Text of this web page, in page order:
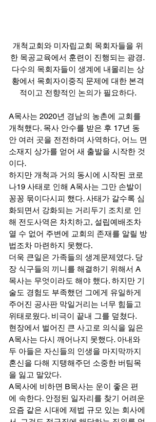
개척교회와 미자립교회 목회자들을 위
한 목공교육에서 훈련이 진행되는 광경.
다수의 목회자들이 생계에 내몰리는 상
황에서 목회자이중직 문제에 대한 본격
적이고 전향적인 논의가 필요하다.
A목사는 2020년 경남의 농촌에 교회를
개척했다. 목사 안수를 받은 후 17년 동
안 여러 곳을 전전하며 사역하다, 어느 면
소재지 상가를 얻어 새 출발을 시작한 것
이다.
하지만 개척과 거의 동시에 시작된 코로
나19 사태로 인해 A목사는 그만 손발이
꽁꽁 묶이다시피 했다. 사태가 갈수록 심
화되면서 강화되는 거리두기 조치로 인
해 전도사역은 차치하고, 설립예배조차
열 수 없어 주변에 교회의 존재를 알릴 방
법조차 마련하지 못했다.
더욱 큰일은 가족들의 생계문제였다. 당
장 식구들의 끼니를 해결하기 위해서 A
목사는 무엇이라도 해야 했다. 하지만 기
술도 경험도 부족했던 그에게 유일하게
주어진 공사판 막일거리는 너무 힘들고
위태로웠다. 비극이 끝내 그를 덮쳤다.
현장에서 벌어진 큰 사고로 의식을 잃은
A목사는 다시 깨어나지 못했다. 아내와
두 아들은 자신들의 인생을 마지막까지
혼신을 다해 지탱해주던 소중한 버팀목
을 잃고 말았다.
A목사에 비하면 B목사는 운이 좋은 편
에 속한다. 안정된 일자리를 찾기 어려운
요즘 같은 시대에 제법 규모 있는 회사에